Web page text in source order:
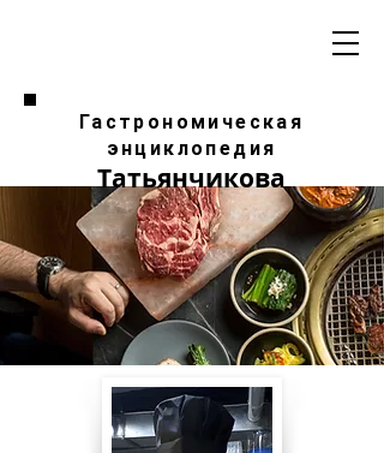
Гастрономическая
энциклопедия
Татьянчикова